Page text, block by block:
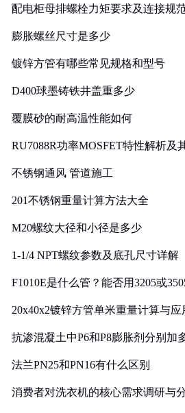
配电柜母排螺栓力矩要求及连接规
膨胀螺丝尺寸是多少
镀锌方管有哪些常见规格和型号
D400球墨铸铁井盖重多少
覆膜砂的耐高温性能如何
RU7088R功率MOSFET特性解析及
不锈钢通风 管道施工
201不锈钢重量计算方法大全
M20螺纹大径和小径是多少
1-1/4 NPT螺纹参数及底孔尺寸详解
F1010E是什么管？能否用3205或
20x40x2镀锌方管单米重量计算与应
抗渗混凝土中P6和P8膨胀剂分别加
法兰PN25和PN16有什么区别
消费者对洗衣机的核心需求调研与